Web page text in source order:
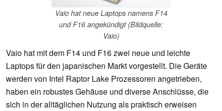
Vaio hat neue Laptops namens F14
und F16 angekündigt (Bildquelle:
Vaio)
Vaio hat mit dem F14 und F16 zwei neue und leichte
Laptops für den japanischen Markt vorgestellt. Die Geräte
werden von Intel Raptor Lake Prozessoren angetrieben,
haben ein robustes Gehäuse und diverse Anschlüsse, die
sich in der alltäglichen Nutzung als praktisch erweisen